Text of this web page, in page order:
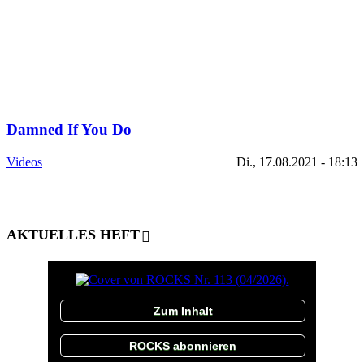
Damned If You Do
Videos Di., 17.08.2021 - 18:13
AKTUELLES HEFT
Zum Inhalt
ROCKS abonnieren